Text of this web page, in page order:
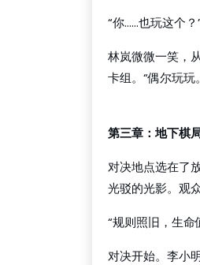
“你……也玩这个？
林岚微微一笑，
卡组。“偶尔玩玩
第三章：地下棋
对决地点选在了
光驳的光影。观
“规则照旧，生命
对决开始。李小